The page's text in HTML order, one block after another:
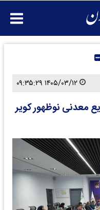
معدنی نوظهور کویر